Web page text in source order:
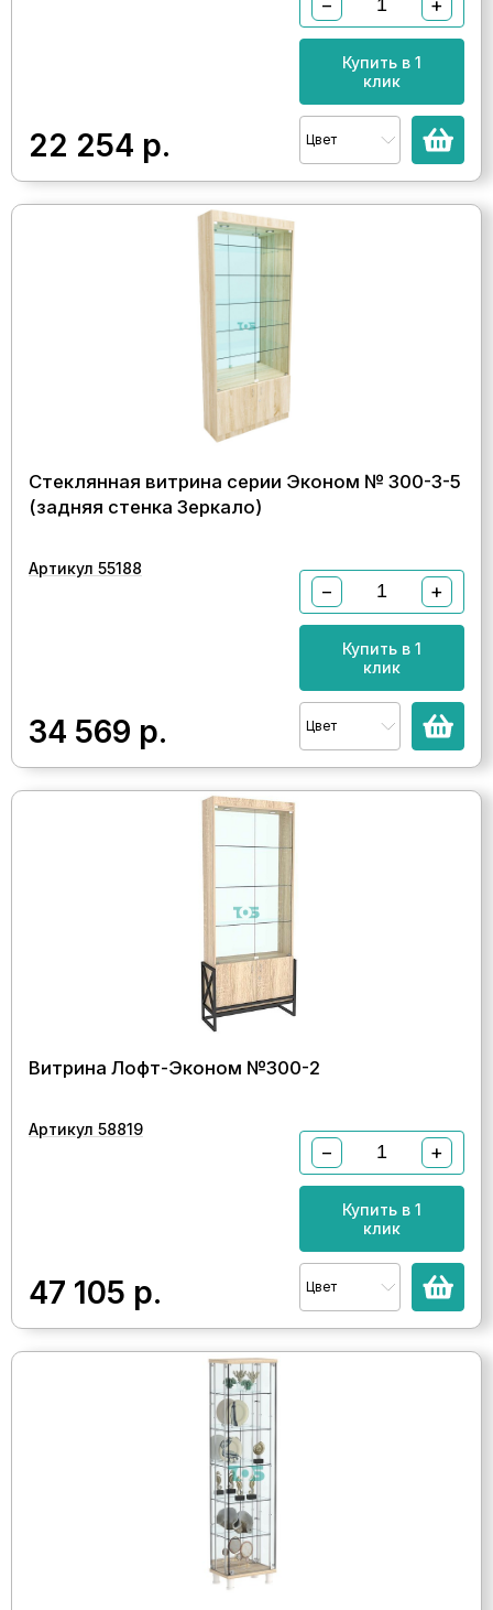
22 254 р.
− +
Купить в 1
клик
Цвет
Стеклянная витрина серии Эконом № 300-3-5
(задняя стенка Зеркало)
Артикул 55188
34 569 р.
− +
Купить в 1
клик
Цвет
Витрина Лофт-Эконом №300-2
Артикул 58819
47 105 р.
− +
Купить в 1
клик
Цвет